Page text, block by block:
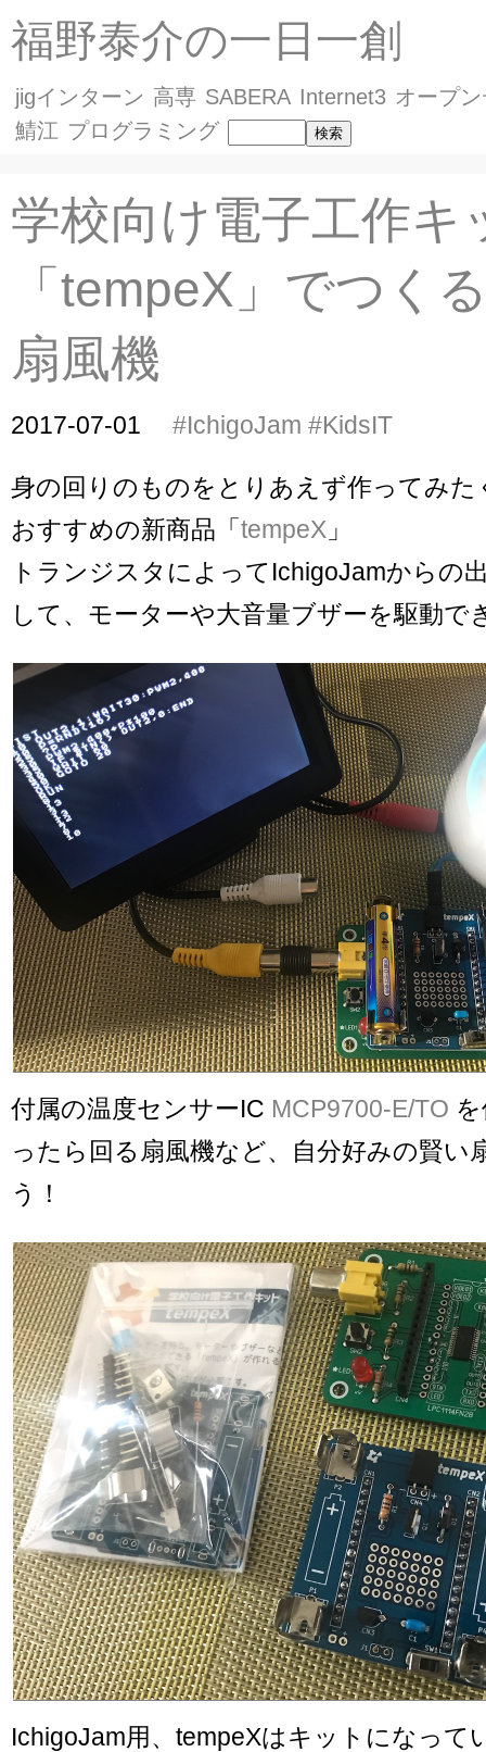
福野泰介の一日一創
jigインターン 高専 SABERA Internet3 オープ
鯖江 プログラミング
学校向け電子工作キ
「tempeX」でつく
扇風機
2017-07-01 #IchigoJam #KidsIT
身の回りのものをとりあえず作ってみた
おすすめの新商品「tempeX 」
トランジスタによってIchigoJamからの
して、モーターや大音量ブザーを駆動で
付属の温度センサーIC MCP9700-E/TO
ったら回る扇風機など、自分好みの賢い
う！
IchigoJam用、tempeXはキットになって